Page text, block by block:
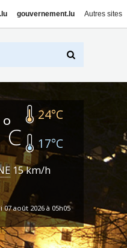
gouvernement.lu Autres sites
24°C
17°C
15km/h
07 août 2026 à 05h05